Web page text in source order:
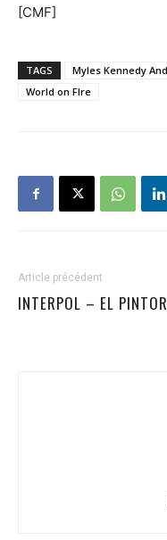
[CMF]
TAGS Myles Kennedy
World on FIre
Article précédent
INTERPOL – EL PINTOR